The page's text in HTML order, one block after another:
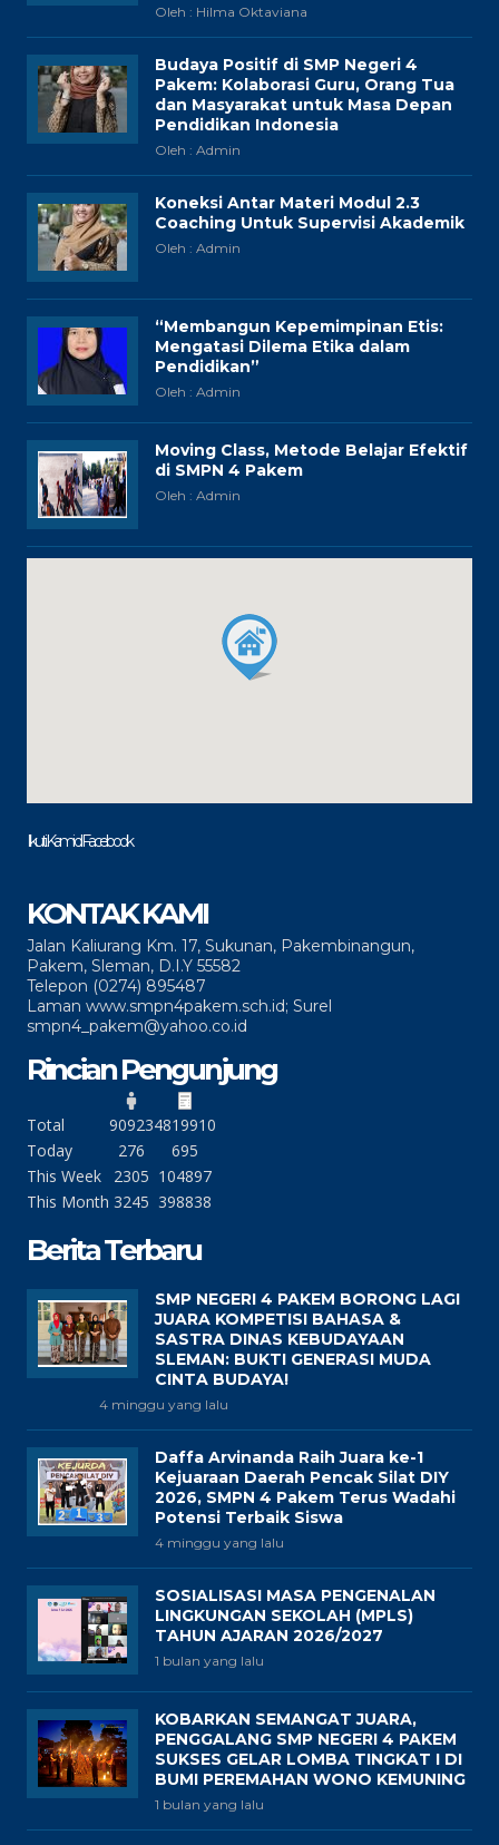
Oleh : Hilma Oktaviana
Budaya Positif di SMP Negeri 4
Pakem: Kolaborasi Guru, Orang Tua
dan Masyarakat untuk Masa Depan
Pendidikan Indonesia
Oleh : Admin
Koneksi Antar Materi Modul 2.3
Coaching Untuk Supervisi Akademik
Oleh : Admin
“Membangun Kepemimpinan Etis:
Mengatasi Dilema Etika dalam
Pendidikan”
Oleh : Admin
Moving Class, Metode Belajar Efektif
di SMPN 4 Pakem
Oleh : Admin
Ikuti Kami di Facebook
KONTAK KAMI
Jalan Kaliurang Km. 17, Sukunan, Pakembinangun,
Pakem, Sleman, D.I.Y 55582
Telepon (0274) 895487
Laman www.smpn4pakem.sch.id; Surel
smpn4_pakem@yahoo.co.id
Rincian Pengunjung
Total 909234819910
Today
276
695
This Week
2305 104897
This Month 3245 398838
Berita Terbaru
SMP NEGERI 4 PAKEM BORONG LAGI
JUARA KOMPETISI BAHASA &
SASTRA DINAS KEBUDAYAAN
SLEMAN: BUKTI GENERASI MUDA
CINTA BUDAYA!
4 minggu yang lalu
Daffa Arvinanda Raih Juara ke-1
Kejuaraan Daerah Pencak Silat DIY
2026, SMPN 4 Pakem Terus Wadahi
Potensi Terbaik Siswa
4 minggu yang lalu
SOSIALISASI MASA PENGENALAN
LINGKUNGAN SEKOLAH (MPLS)
TAHUN AJARAN 2026/2027
1 bulan yang lalu
KOBARKAN SEMANGAT JUARA,
PENGGALANG SMP NEGERI 4 PAKEM
SUKSES GELAR LOMBA TINGKAT I DI
BUMI PEREMAHAN WONO KEMUNING
1 bulan yang lalu